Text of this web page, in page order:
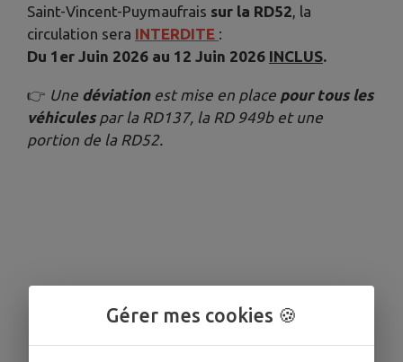
Saint-Vincent-Puymaufrais sur la RD52, la
circulation sera INTERDITE :
Du 1er Juin 2026 au 12 Juin 2026 INCLUS.
👉 Une déviation est mise en place pour tous les
véhiculespar la RD137, la RD 949b et une
portion de la RD52.
Gérer mes cookies 🍪